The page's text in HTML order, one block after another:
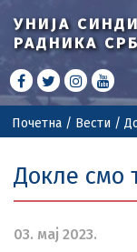
УНИЈА
РАДНИКА
Почетна / Вести /
Докле смо
03. мај 2023.